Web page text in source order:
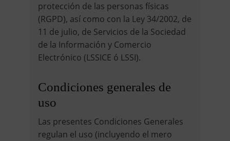
protección de las personas físicas
(RGPD), así como con la Ley 34/2002, de
11 de julio, de Servicios de la Sociedad
de la Información y Comercio
Electrónico (LSSICE ó LSSI).
Condiciones generales de
uso
Las presentes Condiciones Generales
regulan el uso (incluyendo el mero